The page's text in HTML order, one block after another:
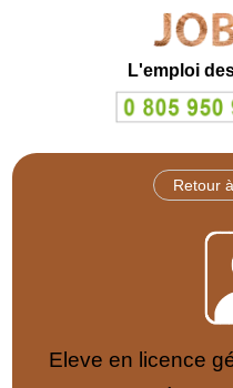
L'emploi
Retour
Eleve en licence